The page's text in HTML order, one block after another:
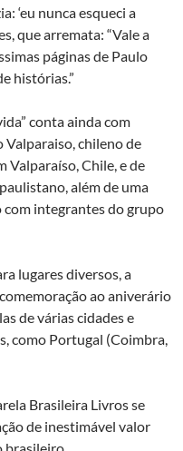
‘eu nunca esqueci a
que arremata: “Vale a
páginas de Paulo
histórias.”
conta ainda com
chileno de
Valparaíso, Chile, e de
além de uma
integrantes do grupo
lugares diversos, a
ao aniverário
de várias cidades e
como Portugal (Coimbra,
Brasileira Livros se
de inestimável valor